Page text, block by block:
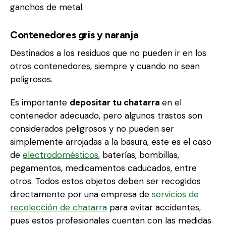
ganchos de metal.
Contenedores gris y naranja
Destinados a los residuos que no pueden ir en los
otros contenedores, siempre y cuando no sean
peligrosos.
Es importante depositar tu chatarra en el
contenedor adecuado, pero algunos trastos son
considerados peligrosos y no pueden ser
simplemente arrojadas a la basura, este es el caso
de electrodomésticos, baterías, bombillas,
pegamentos, medicamentos caducados, entre
otros. Todos estos objetos deben ser recogidos
directamente por una empresa de servicios de
recolección de chatarra para evitar accidentes,
pues estos profesionales cuentan con las medidas